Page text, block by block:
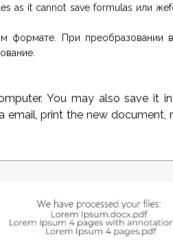
as it cannot save formulas или
формате. При преобразовании
You may also save it
email, print the new document,